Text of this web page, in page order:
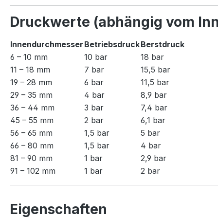
Druckwerte (abhängig vom
Innendurchmesser BetriebsdruckBerstdruck
6 – 10 mm
10 bar
18 bar
11 – 18 mm
7 bar
15,5 bar
19 – 28 mm
6 bar
11,5 bar
29 – 35 mm
4 bar
8,9 bar
36 – 44 mm
3 bar
7,4 bar
45 – 55 mm
2 bar
6,1 bar
56 – 65 mm
1,5 bar
5 bar
66 – 80 mm
1,5 bar
4 bar
81 – 90 mm
1 bar
2,9 bar
91 – 102 mm
1 bar 2 bar
Eigenschaften